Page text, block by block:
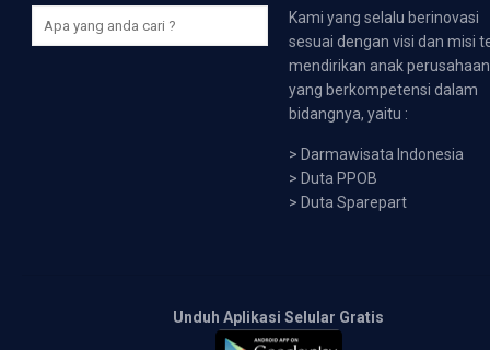
Kami yang selalu berinovasi
sesuai dengan visi dan misi
mendirikan anak perusahaan
yang berkompetensi dalam
bidangnya, yaitu :
> Darmawisata Indonesia
> Duta PPOB
> Duta Sparepart
Unduh Aplikasi Selular Gratis